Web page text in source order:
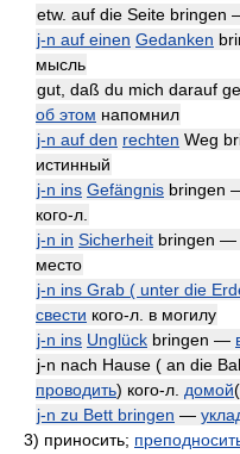
etw. auf die Seite bringen
j-n auf einen Gedanken
мысль
gut, daß du mich darauf
об этом напомнил
j-n auf den rechten Weg
истинный
j-n ins Gefängnis bringen
кого-л.
j-n in Sicherheit bringen —
место
j-n ins Grab ( unter die
свести кого-л. в могилу
j-n ins Unglück bringen —
j-n nach Hause ( an die
проводить) кого-л. домой(
j-n zu Bett bringen —
3) приносить;